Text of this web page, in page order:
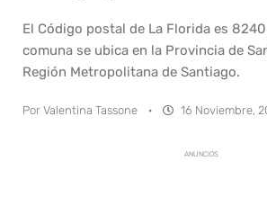
El Código postal de La Florida es
comuna se ubica en la Provincia de
Región Metropolitana de Santiago.
Por Valentina Tassone · 16 Noviembre,
ANUNCIOS